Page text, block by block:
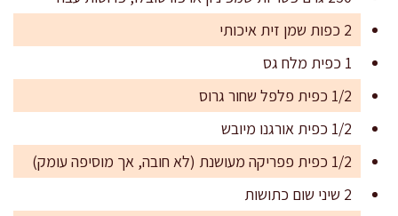
2 כפות שמן זית איכותי
1 כפית מלח גס
1/2 כפית פלפל שחור גרוס
1/2 כפית אורגנו מיובש
1/2 כפית פפריקה מעושנת (לא חובה, אך מוסיפה עומק)
2 שיני שום כתושות